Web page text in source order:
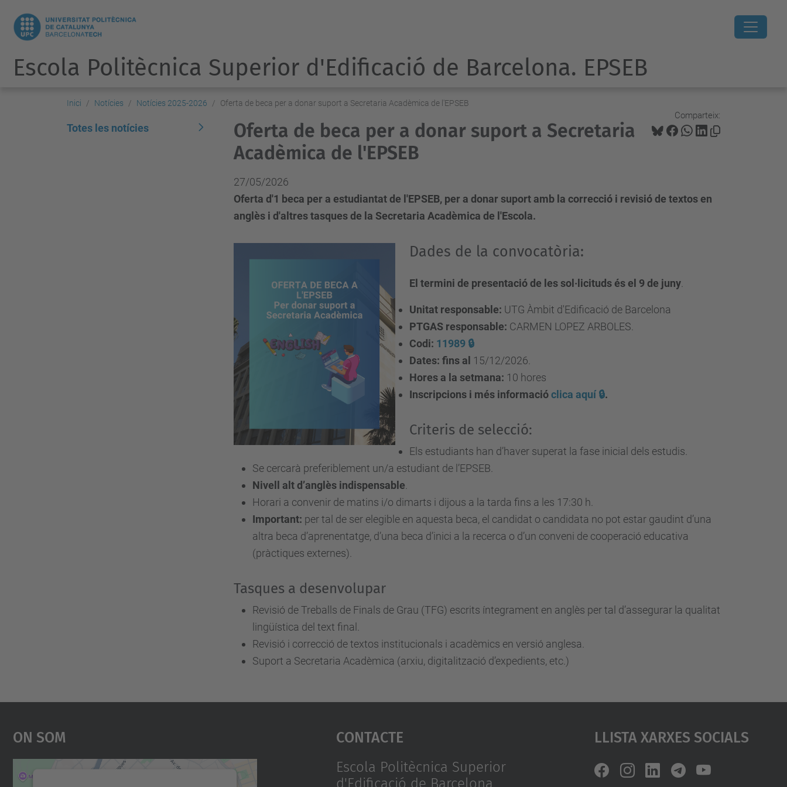
Escola Politècnica Superior d'Edificació de Barcelona. EPSEB
Inici Notícies Notícies 2025-2026 Oferta de beca per a donar suport a Secretaria Acadèmica de l'EPSEB
Comparteix:
Oferta de beca per a donar suport a Secretaria
Acadèmica de l'EPSEB
27/05/2026
Oferta d'1 beca per a estudiantat de l'EPSEB, per a donar suport amb la correcció i revisió de textos en
anglès i d'altres tasques de la Secretaria Acadèmica de l'Escola.
Dades de la convocatòria:
El termini de presentació de les sol·licituds és el 9 de juny
Unitat responsable: UTG Àmbit d'Edificació de Barcelona
PTGAS responsable: CARMEN LOPEZ ARBOLES.
Codi: 11989 🔒
Dates: fins al 15/12/2026.
Hores a la setmana: 10 hores
Inscripcions i més informacióclica aquí 🔒.
Criteris de selecció:
Els estudiants han d’haver superat la fase inicial dels estudis.
Se cercarà preferiblement un/a estudiant de l’EPSEB.
Nivell alt d’anglès indispensable
Horari a convenir de matins i/o dimarts i dijous a la tarda fins a les 17:30 h.
Important: per tal de ser elegible en aquesta beca, el candidat o candidata no pot estar gaudint d’una
altra beca d’aprenentatge, d’una beca d’inici a la recerca o d’un conveni de cooperació educativa
(pràctiques externes).
Tasques a desenvolupar
Revisió de Treballs de Finals de Grau (TFG) escrits íntegrament en anglès per tal d’assegurar la qualitat
lingüística del text final.
Revisió i correcció de textos institucionals i acadèmics en versió anglesa.
Suport a Secretaria Acadèmica (arxiu, digitalització d’expedients, etc.)
Totes les notícies
On Som Contacte
Escola Politècnica Superior
d'Edificació de Barcelona
Llista Xarxes Socials